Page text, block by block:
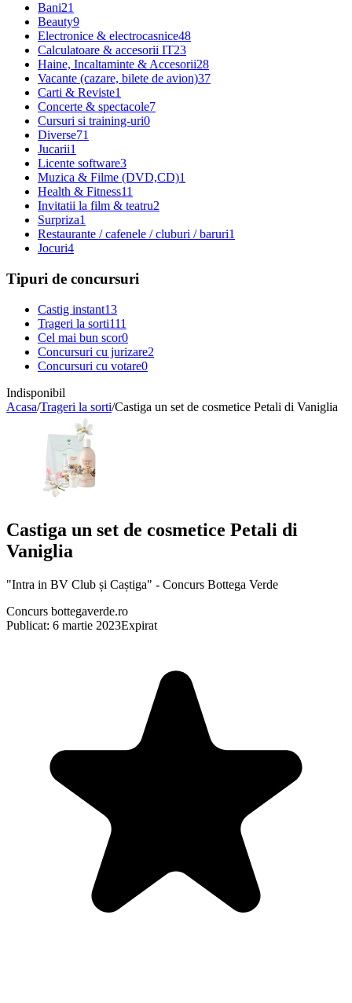
Bani21
Beauty9
Electronice & electrocasnice48
Calculatoare & accesorii IT23
Haine, Incaltaminte & Accesorii28
Vacante (cazare, bilete de avion)37
Carti & Reviste1
Concerte & spectacole7
Cursuri si training-uri0
Diverse71
Jucarii1
Licente software3
Muzica & Filme (DVD,CD)1
Health & Fitness11
Invitatii la film & teatru2
Surpriza1
Restaurante / cafenele / cluburi / baruri1
Jocuri4
Tipuri de concursuri
Castig instant13
Trageri la sorti111
Cel mai bun scor0
Concursuri cu jurizare2
Concursuri cu votare0
Indisponibil
Acasa/Trageri la sorti/Castiga un set de cosmetice Petali di Vaniglia
Castiga un set de cosmetice Petali di
Vaniglia
"Intra in BV Club și Caștiga" - Concurs Bottega Verde
Concurs bottegaverde.ro
Publicat: 6 martie 2023Expirat